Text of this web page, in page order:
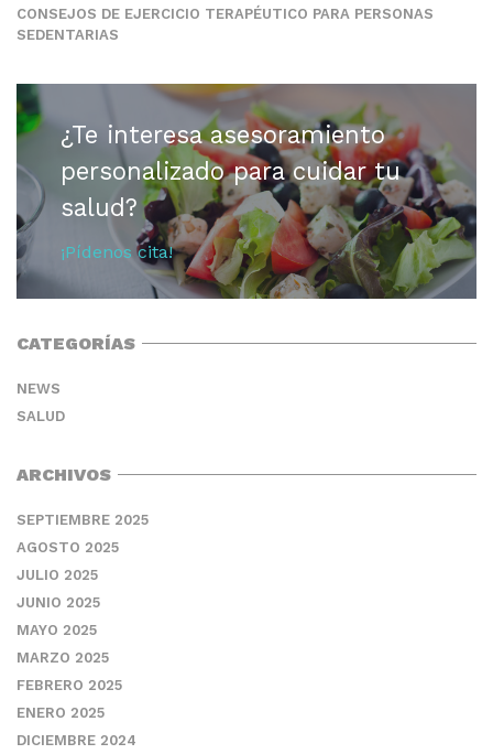
CONSEJOS DE EJERCICIO TERAPÉUTICO PARA PERSONAS
SEDENTARIAS
¿Te interesa asesoramiento
personalizado para cuidar tu
salud?
¡Pídenos cita!
CATEGORÍAS
NEWS
SALUD
ARCHIVOS
SEPTIEMBRE 2025
AGOSTO 2025
JULIO 2025
JUNIO 2025
MAYO 2025
MARZO 2025
FEBRERO 2025
ENERO 2025
DICIEMBRE 2024